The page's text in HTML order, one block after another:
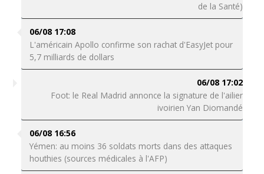
de la Santé)
06/08 17:08
L'américain Apollo confirme son rachat d'EasyJet pour
5,7 milliards de dollars
06/08 17:02
Foot: le Real Madrid annonce la signature de l'ailier
ivoirien Yan Diomandé
06/08 16:56
Yémen: au moins 36 soldats morts dans des attaques
houthies (sources médicales à l'AFP)